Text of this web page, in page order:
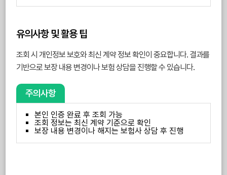
유의사항 및 활용 팁
조회 시 개인정보 보호와 최신 계약 정보 확인이 중요합니다. 결과를
기반으로 보장 내용 변경이나 보험 상담을 진행할 수 있습니다.
주의사항
본인 인증 완료 후 조회 가능
조회 정보는 최신 계약 기준으로 확인
보장 내용 변경이나 해지는 보험사 상담 후 진행